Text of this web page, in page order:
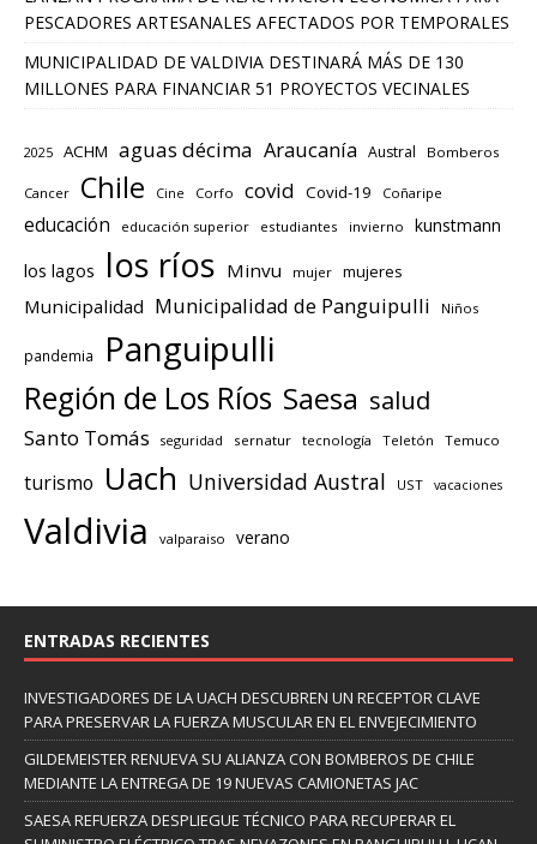
PESCADORES ARTESANALES AFECTADOS POR TEMPORALES
MUNICIPALIDAD DE VALDIVIA DESTINARÁ MÁS DE 130
MILLONES PARA FINANCIAR 51 PROYECTOS VECINALES
2025 ACHM aguas décima Araucanía Austral Bomberos
Cancer Chile Cine Corfo covid Covid-19 Coñaripe
educación educación superior estudiantes invierno kunstmann
los lagos los ríos Minvu mujer mujeres
Municipalidad Municipalidad de Panguipulli Niños
pandemia Panguipulli
Región de Los Ríos Saesa salud
Santo Tomás seguridad sernatur tecnología Teletón Temuco
turismo Uach Universidad Austral UST vacaciones
Valdivia valparaiso verano
ENTRADAS RECIENTES
INVESTIGADORES DE LA UACH DESCUBREN UN RECEPTOR CLAVE
PARA PRESERVAR LA FUERZA MUSCULAR EN EL ENVEJECIMIENTO
GILDEMEISTER RENUEVA SU ALIANZA CON BOMBEROS DE CHILE
MEDIANTE LA ENTREGA DE 19 NUEVAS CAMIONETAS JAC
SAESA REFUERZA DESPLIEGUE TÉCNICO PARA RECUPERAR EL